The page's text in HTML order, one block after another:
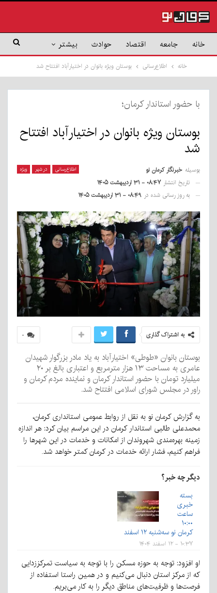
خانه جامعه اقتصاد حوادث بیشتر
خانه اطلاع‌رسانی بوستان ویژه بانوان در اختیارآباد افتتاح شد
با حضور استاندار کرمان؛
بوستان ویژه بانوان در اختیارآباد افتتاح
شد
اطلاع‌رسانی در شهر ویژه بوسیله خبرنگار کرمان نو
تاریخ انتشار ۰۸:۴۷ - ۳۱ اردیبهشت ۱۴۰۵
به روز رسانی شده در ۰۸:۴۹ - ۳۱ اردیبهشت ۱۴۰۵
۰ به اشتراک گذاری
بوستان بانوان «طوطی» اختیارآباد به یاد مادر بزرگوار شهیدان
عامری به مساحت ۱۳ هزار مترمربع و اعتباری بالغ بر ۲۰
میلیارد تومان با حضور استاندار کرمان و نماینده مردم کرمان و
راور در مجلس شورای اسلامی افتتاح شد.
به گزارش کرمان نو به نقل از روابط عمومی استانداری کرمان،
محمدعلی طالبی استاندار کرمان در این مراسم بیان کرد: هر اندازه
زمینه بهره‌مندی شهروندان از امکانات و خدمات در این شهرها را
فراهم کنیم، فشار ارائه خدمات در کرمان کمتر خواهد شد.
دیگر چه خبر؟
بسته
خبری
ساعت
۱۰:۰۰
کرمان نو سه‌شنبه ۱۲ اسفند
۱۰:۳۷ - ۱۲ اسفند ۱۴۰۴
او افزود: توجه به حوزه مسکن را با توجه به سیاست تمرکز‌زدایی
که از مرکز استان دنبال می‌کنیم و در همین راستا استفاده از
فرصت‌ها و ظرفیت‌های مناطق دیگر را به کار می‌بریم‌.